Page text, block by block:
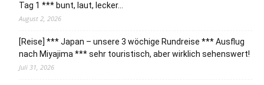
Tag 1 *** bunt, laut, lecker…
August 2, 2026
[Reise] *** Japan – unsere 3 wöchige Rundreise *** Ausflug
nach Miyajima *** sehr touristisch, aber wirklich sehenswert!
Juli 31, 2026